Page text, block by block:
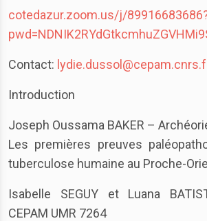
cotedazur.zoom.us/j/
Contact:
Introduction
Joseph Oussama BAKER –
Les premières preuves
tuberculose humaine au Proche-
Isabelle SEGUY et Luana
CEPAM UMR 7264